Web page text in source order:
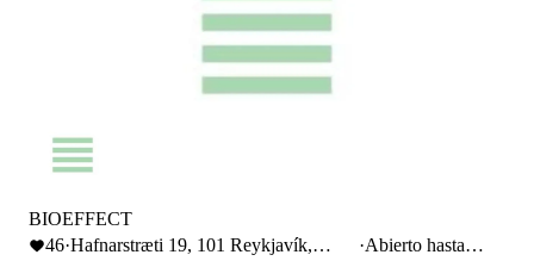
BIOEFFECT
46·Hafnarstræti 19, 101 Reykjavík,
·Abierto hasta